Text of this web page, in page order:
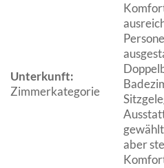
Unterkunft:
Zimmerkategorie
aber